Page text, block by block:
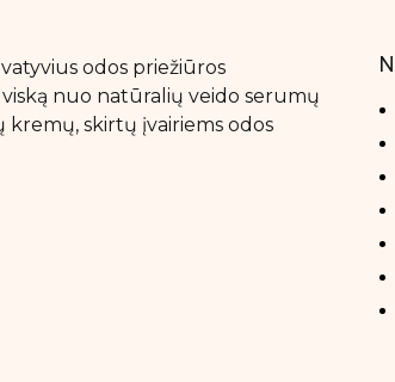
odos priežiūros
viską nuo natūralių veido serumų
kremų, skirtų įvairiems odos